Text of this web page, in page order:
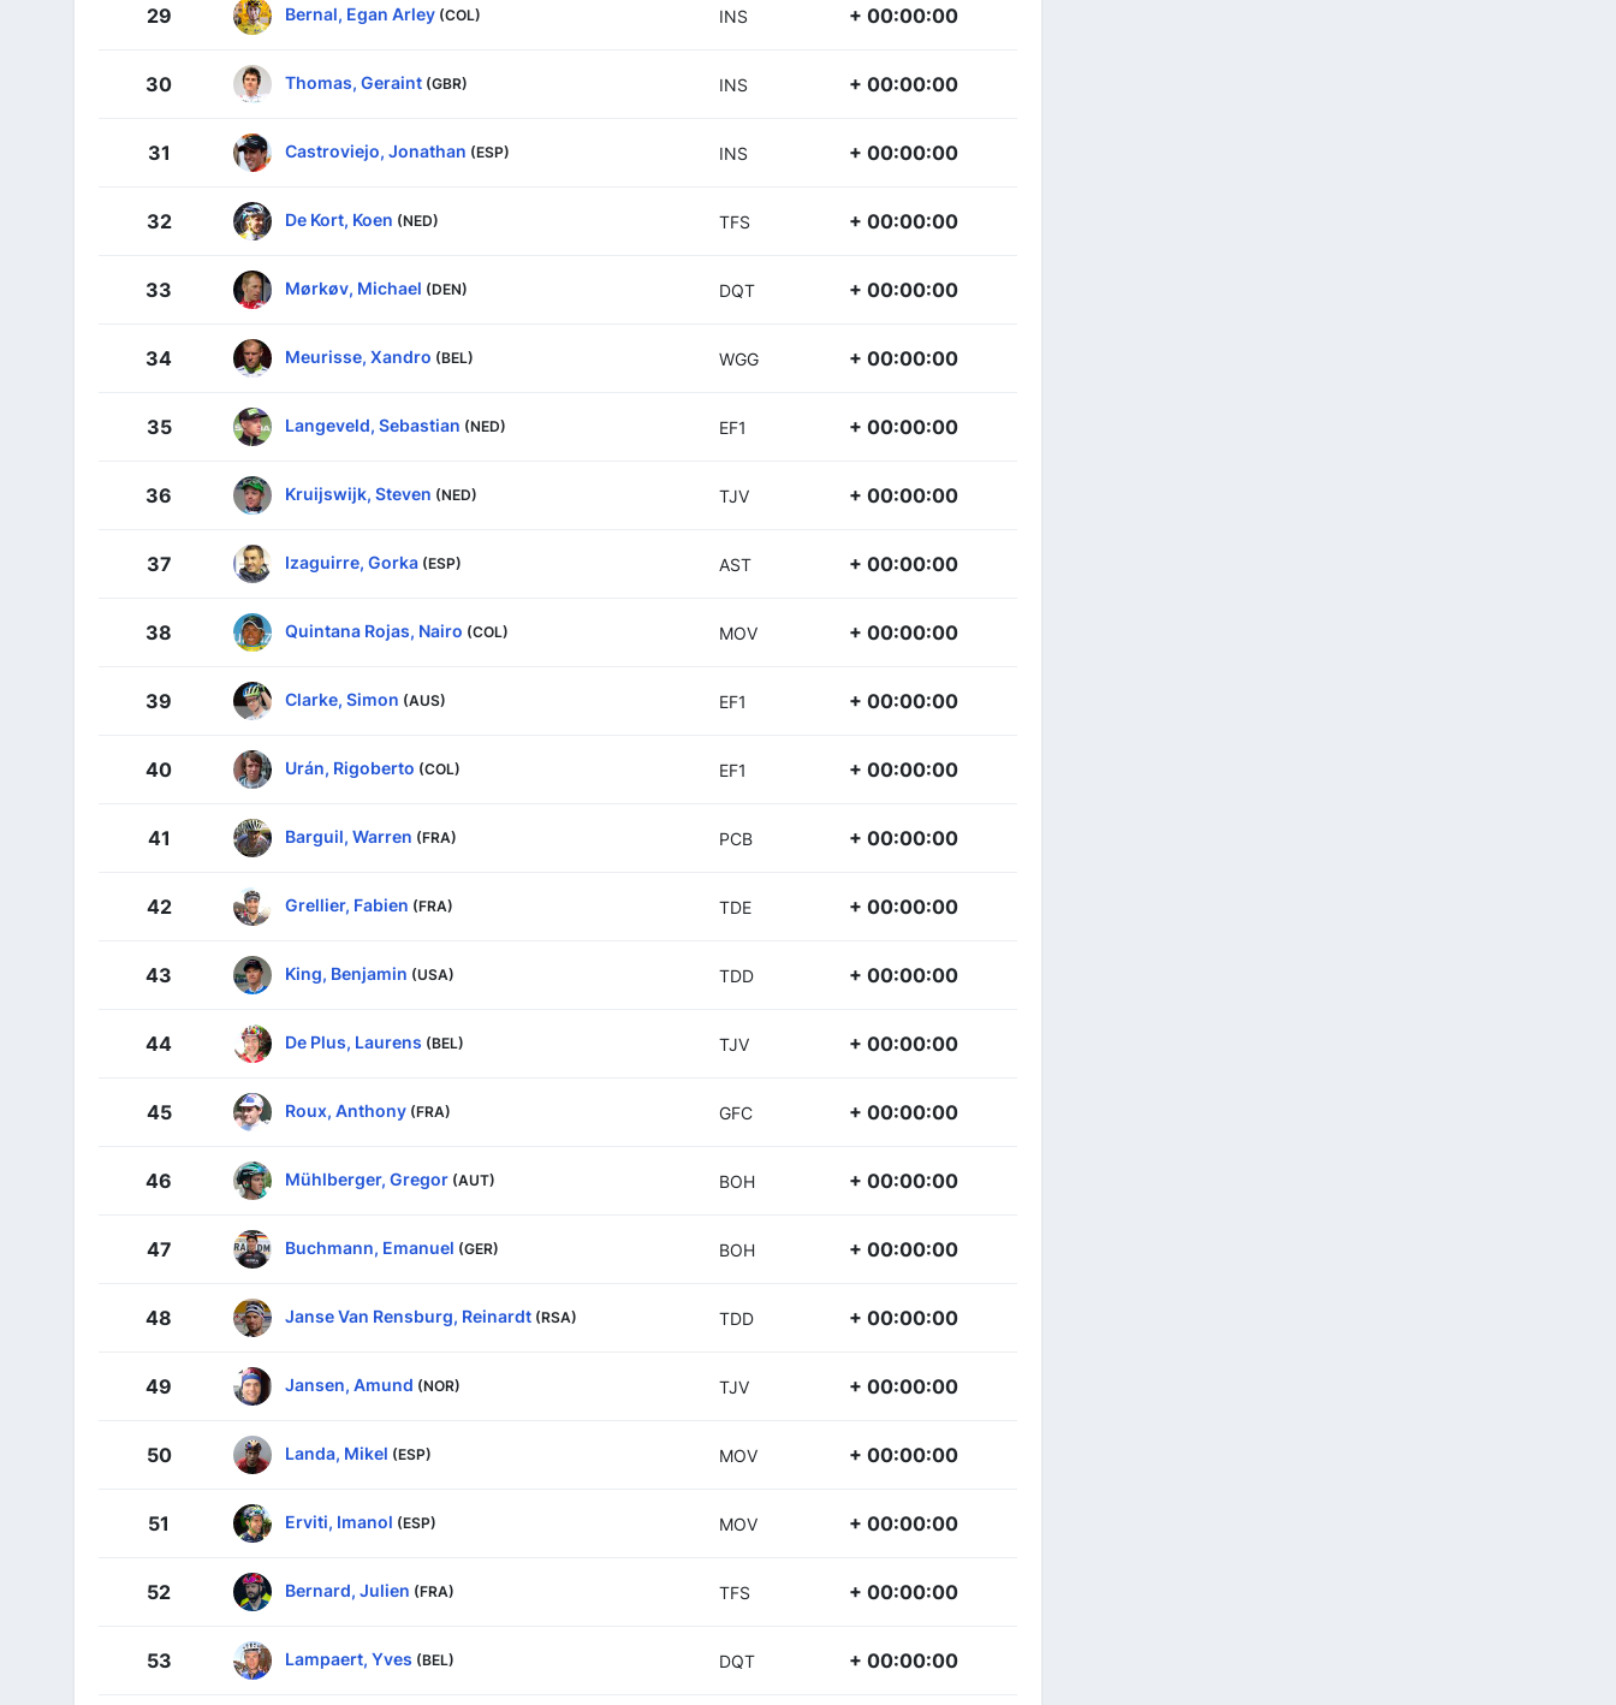
29 Bernal, Egan Arley (COL) INS + 00:00:00
30 Thomas, Geraint (GBR) INS + 00:00:00
31 Castroviejo, Jonathan (ESP) INS + 00:00:00
32 De Kort, Koen (NED) TFS + 00:00:00
33 Mørkøv, Michael (DEN) DQT + 00:00:00
34 Meurisse, Xandro (BEL) WGG + 00:00:00
35 Langeveld, Sebastian (NED) EF1 + 00:00:00
36 Kruijswijk, Steven (NED) TJV + 00:00:00
37 Izaguirre, Gorka (ESP) AST + 00:00:00
38 Quintana Rojas, Nairo (COL) MOV + 00:00:00
39 Clarke, Simon (AUS) EF1 + 00:00:00
40 Urán, Rigoberto (COL) EF1 + 00:00:00
41 Barguil, Warren (FRA) PCB + 00:00:00
42 Grellier, Fabien (FRA) TDE + 00:00:00
43 King, Benjamin (USA) TDD + 00:00:00
44 De Plus, Laurens (BEL) TJV + 00:00:00
45 Roux, Anthony (FRA) GFC + 00:00:00
46 Mühlberger, Gregor (AUT) BOH + 00:00:00
47 Buchmann, Emanuel (GER) BOH + 00:00:00
48 Janse Van Rensburg, Reinardt (RSA) TDD + 00:00:00
49 Jansen, Amund (NOR) TJV + 00:00:00
50 Landa, Mikel (ESP) MOV + 00:00:00
51 Erviti, Imanol (ESP) MOV + 00:00:00
52 Bernard, Julien (FRA) TFS + 00:00:00
53 Lampaert, Yves (BEL) DQT + 00:00:00